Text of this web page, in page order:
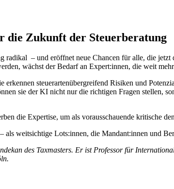
die Zukunft der Steuerberatung
radikal – und eröffnet neue Chancen für alle, die
wächst der Bedarf an Expert:innen, die weit
erkennen steuerartenübergreifend Risiken und
sie der KI nicht nur die richtigen Fragen stellen,
die Expertise, um als vorausschauende kritische
als weitsichtige Lots:innen, die Mandant:innen und
des Taxmasters. Er ist Professor für